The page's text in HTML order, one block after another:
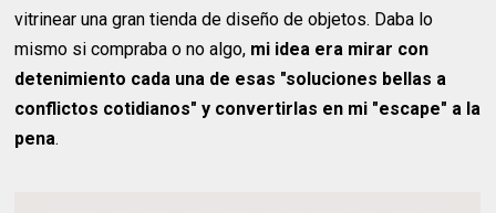
vitrinear una gran tienda de diseño de objetos. Daba lo
mismo si compraba o no algo, mi idea era mirar con
detenimiento cada una de esas "soluciones bellas a
conflictos cotidianos" y convertirlas en mi "escape" a la
pena.